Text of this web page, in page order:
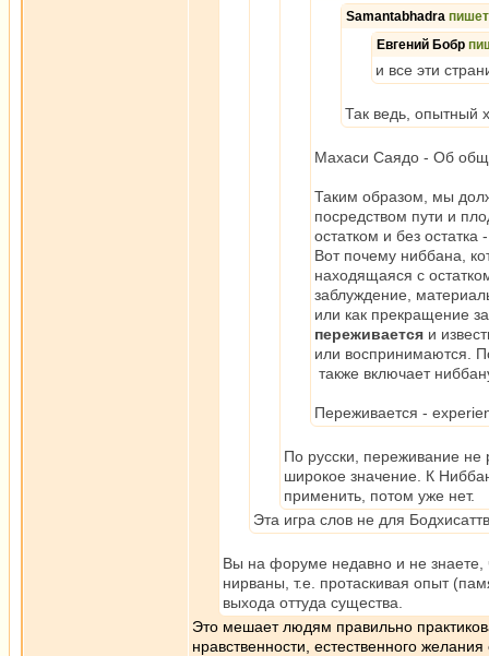
Samantabhadra пишет
Евгений Бобр
и все эти
Так ведь, опытный
Махаси Саядо - Об
Таким образом, мы
посредством пути и
остатком и без
Вот почему ниббана,
находящаяся с
заблуждение,
или как прекращение
переживается и
или воспринимаются.
также включает
Переживается -
По русски, переживание
широкое значение. К
применить, потом уже нет.
Эта игра слов не для
Вы на форуме недавно и не
нирваны, т.е. протаскивая опыт
выхода оттуда существа.
Это мешает людям правильно
нравственности, естественного